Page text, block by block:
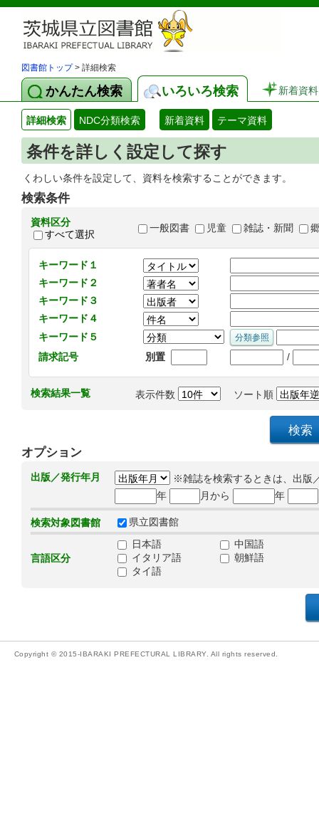
図書館トップ> 詳細検索
かんたん検索 いろいろ検索 新着資料
詳細検索 NDC分類検索 新着資料 テーマ資料
条件を詳しく設定して探す
くわしい条件を設定して、資料を検索することができます。
検索条件
資料区分
すべて選択
一般図書 児童 雑誌・新聞
キーワード１
キーワード２
キーワード３
キーワード４
キーワード５
請求記号
別置 /
検索結果一覧 表示件数 ソート順
オプション
出版／発行年月
※雑誌を検索するときは、出版
年
月から 年
検索対象図書館 県立図書館
言語区分
日本語
中国語
イタリア語
朝鮮語
タイ語
Copyright © 2015-IBARAKI PREFECTURAL LIBRARY. All rights reserved.